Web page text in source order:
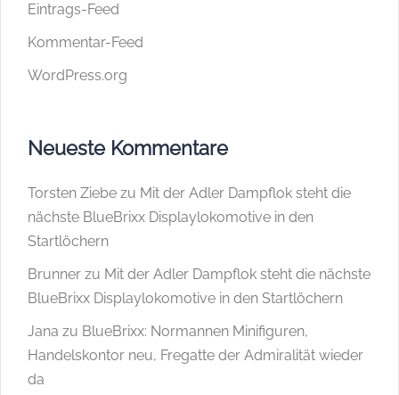
Eintrags-Feed
Kommentar-Feed
WordPress.org
Neueste Kommentare
Torsten Ziebe zu Mit der Adler Dampflok steht die
nächste BlueBrixx Displaylokomotive in den
Startlöchern
Brunner zu Mit der Adler Dampflok steht die nächste
BlueBrixx Displaylokomotive in den Startlöchern
Jana zu BlueBrixx: Normannen Minifiguren,
Handelskontor neu, Fregatte der Admiralität wieder
da